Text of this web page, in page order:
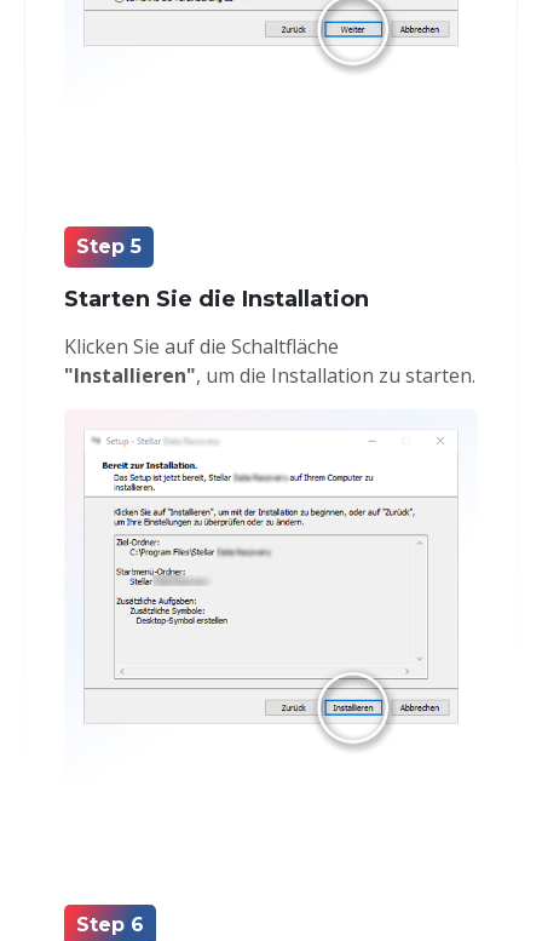
Step 5
Starten Sie die Installation
Klicken Sie auf die Schaltfläche
"Installieren", um die Installation zu starten.
Step 6